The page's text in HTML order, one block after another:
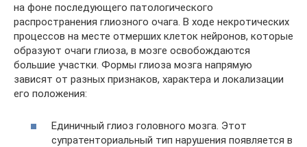
на фоне последующего патологического
распространения глиозного очага. В ходе некротических
процессов на месте отмерших клеток нейронов, которые
образуют очаги глиоза, в мозге освобождаются
большие участки. Формы глиоза мозга напрямую
зависят от разных признаков, характера и локализации
его положения:
Единичный глиоз головного мозга. Этот
супратенториальный тип нарушения появляется в